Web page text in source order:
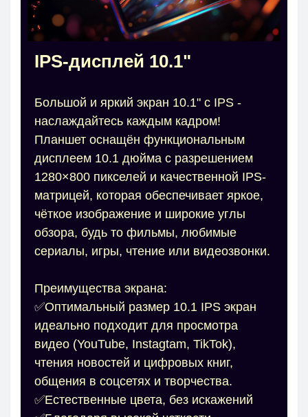
IPS-дисплей 10.1"
Большой и яркий экран 10.1" с IPS -
наслаждайтесь каждым кадром!
Планшет оснащён функциональным
дисплеем 10.1 дюйма с разрешением
1280×800 пикселей и качественной IPS-
матрицей, которая обеспечивает яркое,
чёткое изображение и широкие углы
обзора, будь то фильмы, любимые
сериалы, игры, чтение или видеозвонки.
Преимущества экрана:
✅Оптимальный размер 10.1 IPS экран
идеально подходит для просмотра
видео (YouTube, Instagtam, TikTok),
чтения новостей и цифровых книг,
общения в соцсетях и творчества.
✅Естественные цвета, без искажений